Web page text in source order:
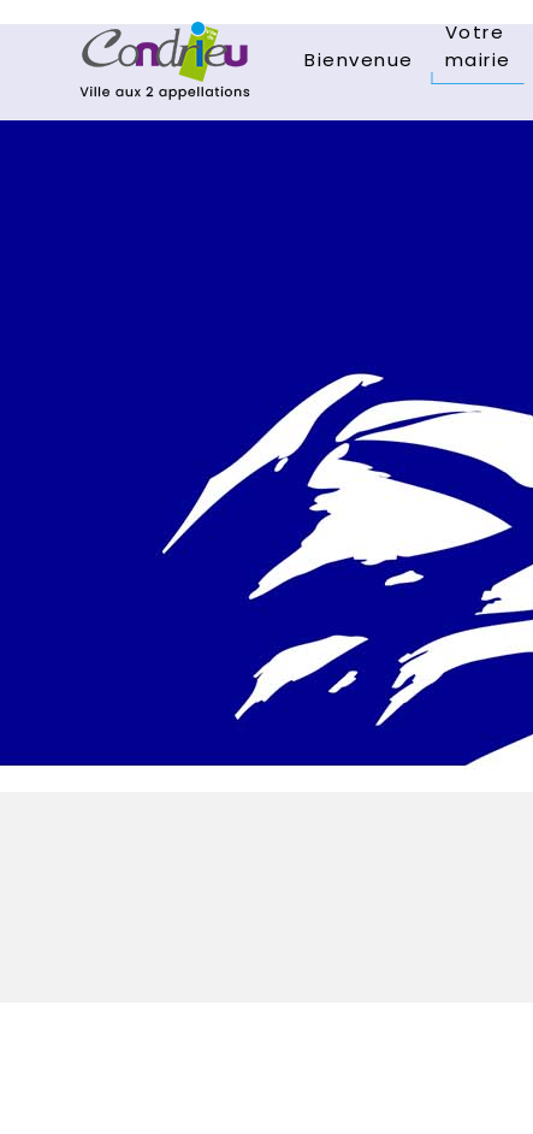
Bienvenue
Votre
mairie